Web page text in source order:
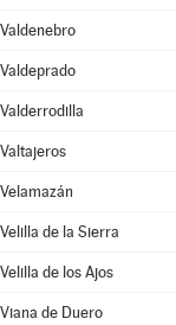
Valdenebro
Valdeprado
Valderrodilla
Valtajeros
Velamazán
Velilla de la Sierra
Velilla de los Ajos
Viana de Duero